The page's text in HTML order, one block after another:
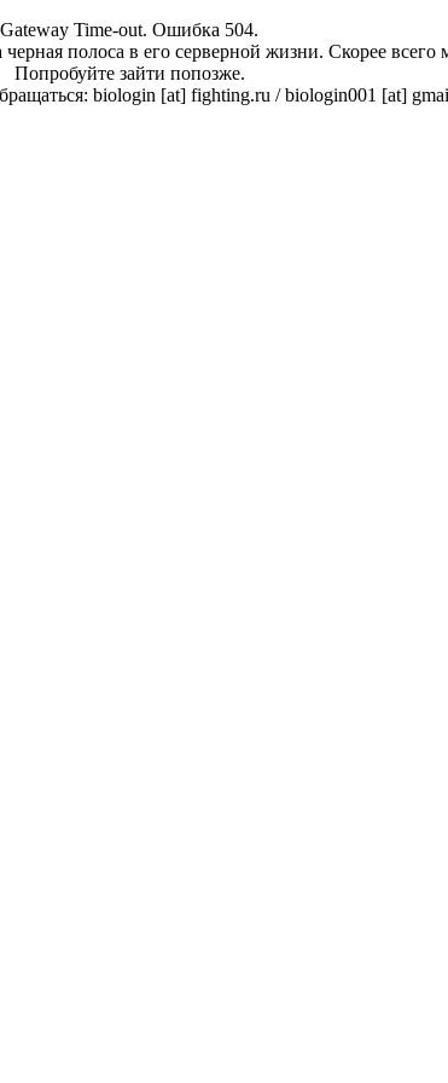
Gateway Time-out. Ошибка 504.
полоса в его серверной жизни. Скорее
Попробуйте зайти попозже.
biologin [at] fighting.ru / biologin001 [at]